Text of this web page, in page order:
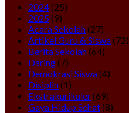
2024(25)
2025(9)
Acara Sekolah(27)
Artikel Guru & Siswa(72)
Berita Sekolah(64)
Daring(7)
Demokrasi Siswa(4)
Disiplin(1)
Ekstrakurikuler(69)
Gaya Hidup Sehat(8)